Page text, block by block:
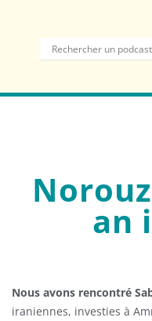
an
Nous avons rencontré
iraniennes, investies à